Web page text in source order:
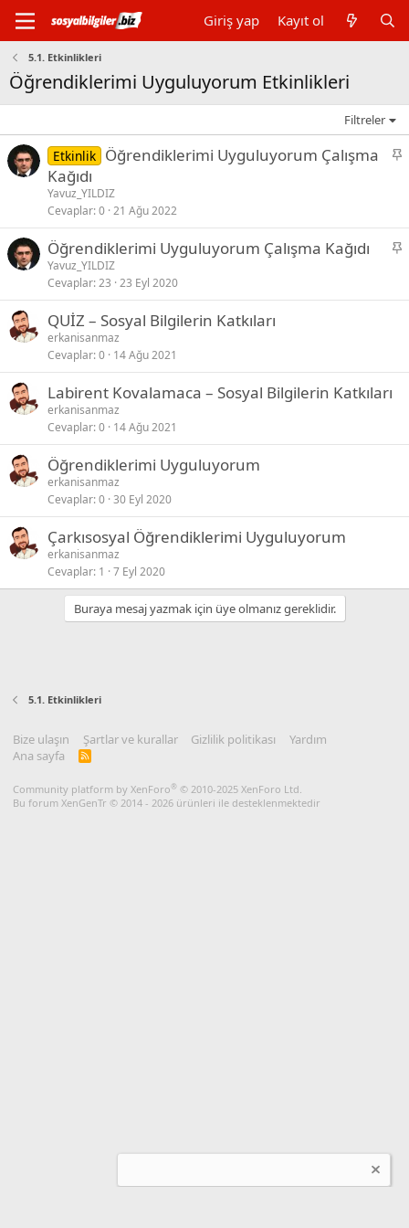
Giriş yap Kayıt ol
5.1. Etkinlikleri
Öğrendiklerimi Uyguluyorum Etkinlikleri
Filtreler
S
t
Etkinlik Öğrendiklerimi Uyguluyorum Çalışma
Kağıdı
Yavuz_YILDIZ
Cevaplar 0 21 Ağu 2022
S
i
Öğrendiklerimi Uyguluyorum Çalışma Kağıdı
Yavuz_YILDIZ
Cevaplar 23 23 Eyl 2020
QUİZ – Sosyal Bilgilerin Katkıları
erkanisanmaz
Cevaplar 0 14 Ağu 2021
Labirent Kovalamaca – Sosyal Bilgilerin Katkıları
erkanisanmaz
Cevaplar 0 14 Ağu 2021
Öğrendiklerimi Uyguluyorum
erkanisanmaz
Cevaplar 0 30 Eyl 2020
Çarkısosyal Öğrendiklerimi Uyguluyorum
erkanisanmaz
Cevaplar 1 7 Eyl 2020
Buraya mesaj yazmak için üye olmanız gereklidir.
5.1. Etkinlikleri
Bize ulaşın Şartlar ve kurallar Gizlilik politikası
Yardım
Ana sayfa
R
Community platform by XenForo® © 2010-2025 XenForo Ltd.
Bu forum XenGenTr © 2014 - 2026 ürünleri ile desteklenmektedir